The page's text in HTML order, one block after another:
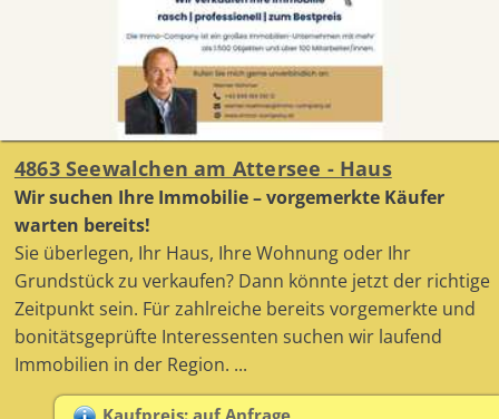
4863 Seewalchen am Attersee - Haus
Wir suchen Ihre Immobilie – vorgemerkte Käufer
warten bereits!
Sie überlegen, Ihr Haus, Ihre Wohnung oder Ihr
Grundstück zu verkaufen? Dann könnte jetzt der richtige
Zeitpunkt sein. Für zahlreiche bereits vorgemerkte und
bonitätsgeprüfte Interessenten suchen wir laufend
Immobilien in der Region. ...
Kaufpreis: auf Anfrage